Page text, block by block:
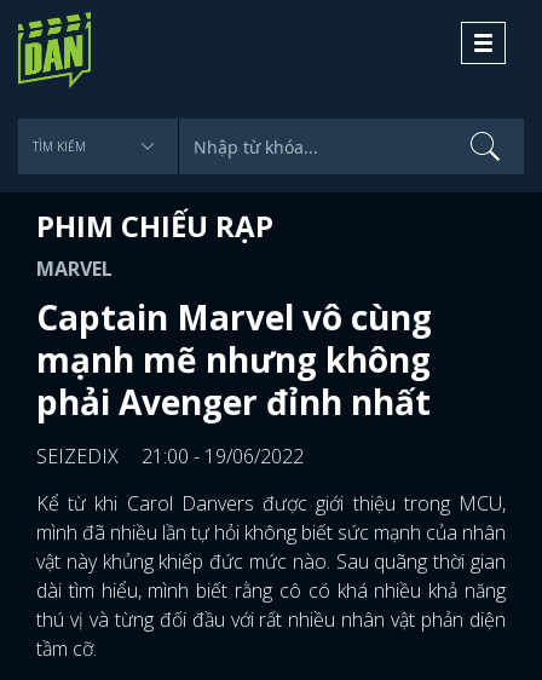
Toggle
PHIM CHIẾU RẠP
MARVEL
Captain Marvel vô cùng
mạnh mẽ nhưng không
phải Avenger đỉnh nhất
SEIZEDIX
21:00 - 19/06/2022
Kể từ khi Carol Danvers được giới thiệu trong MCU,
mình đã nhiều lần tự hỏi không biết sức mạnh của nhân
vật này khủng khiếp đức mức nào. Sau quãng thời gian
dài tìm hiểu, mình biết rằng cô có khá nhiều khả năng
thú vị và từng đối đầu với rất nhiều nhân vật phản diện
tầm cỡ.